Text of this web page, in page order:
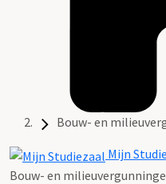
Bouw- en
Mijn
Bouw- en